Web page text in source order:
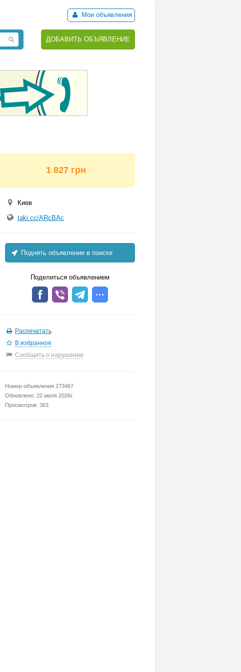
Мои объявления
ДОБАВИТЬ ОБЪЯВЛЕНИЕ
1 827 грн
Киев
taki.cc/ARcBAc
Поднять объявление в поиске
Поделиться объявлением
Распечатать
В избранное
Сообщить о нарушении
Номер объявления 273467
Обновлено: 22 июля 2026г.
Просмотров: 363